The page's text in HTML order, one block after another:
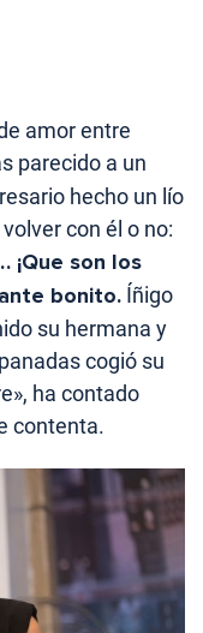
amor entre
parecido a un
hecho un lío
con él o no:
¡Que son los
bonito. Íñigo
su hermana y
cogió su
ha contado
contenta.